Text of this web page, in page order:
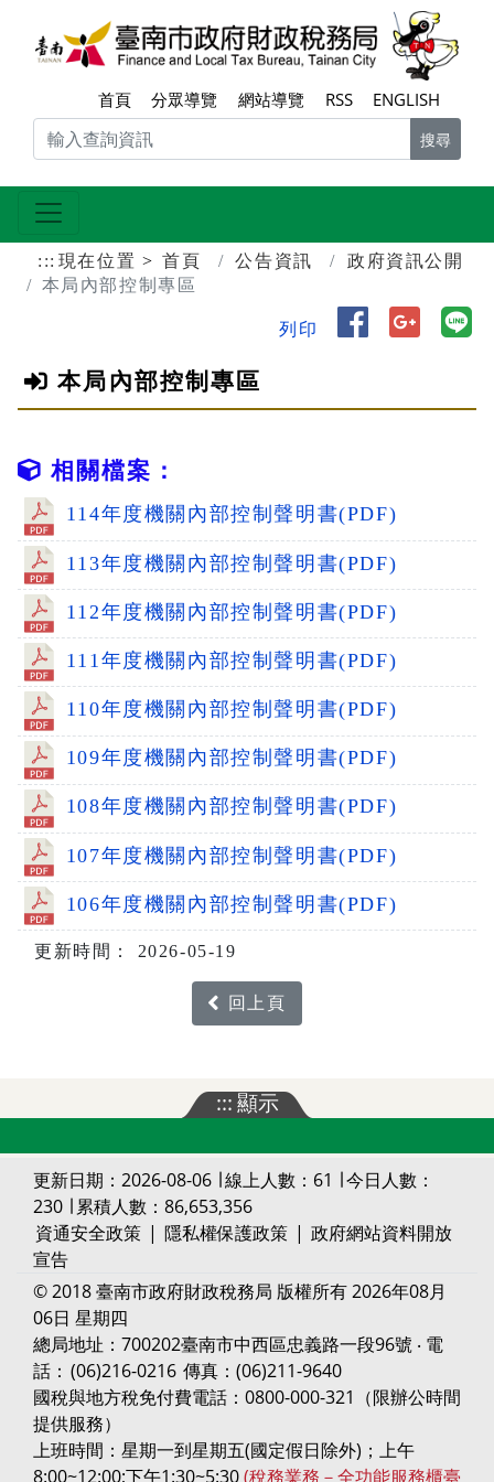
跳到主要內容區塊
首頁 分眾導覽 網站導覽 RSS ENGLISH
搜尋
::: 現在位置 首頁 公告資訊
政府資訊公開
本局內部控制專區
列印
分享到分享到
本局內部控制專區
相關檔案：
114年度機關內部控制聲明書(PDF)
113年度機關內部控制聲明書(PDF)
112年度機關內部控制聲明書(PDF)
111年度機關內部控制聲明書(PDF)
110年度機關內部控制聲明書(PDF)
109年度機關內部控制聲明書(PDF)
108年度機關內部控制聲明書(PDF)
107年度機關內部控制聲明書(PDF)
106年度機關內部控制聲明書(PDF)
更新時間： 2026-05-19
回上頁
:::顯示
更新日期：2026-08-06 ∣ 線上人數：61 ∣ 今日人數：
230 ∣ 累積人數：86,653,356
資通安全政策 | 隱私權保護政策 | 政府網站資料開放
宣告
© 2018 臺南市政府財政稅務局 版權所有 2026年08月
06日 星期四
總局地址：700202臺南市中西區忠義路一段96號 ‧ 電
話： (06)216-0216 傳真：(06)211-9640
國稅與地方稅免付費電話：0800-000-321（限辦公時間
提供服務）
上班時間：星期一到星期五(國定假日除外)；上午
8:00~12:00;下午1:30~5:30(稅務業務－全功能服務櫃臺